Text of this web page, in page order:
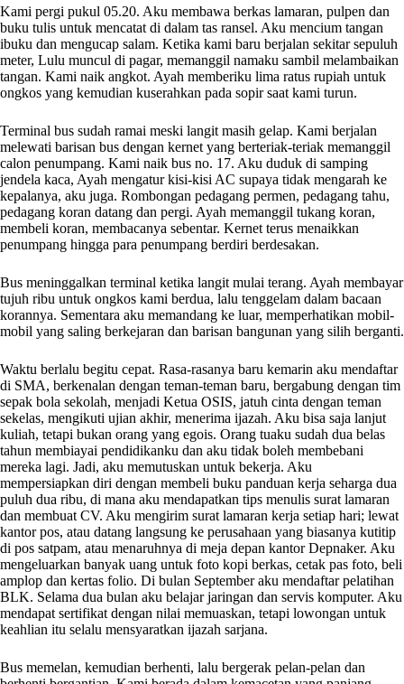
Kami pergi pukul 05.20. Aku membawa berkas lamaran, pulpen dan
buku tulis untuk mencatat di dalam tas ransel. Aku mencium tangan
ibuku dan mengucap salam. Ketika kami baru berjalan sekitar sepuluh
meter, Lulu muncul di pagar, memanggil namaku sambil melambaikan
tangan. Kami naik angkot. Ayah memberiku lima ratus rupiah untuk
ongkos yang kemudian kuserahkan pada sopir saat kami turun.
Terminal bus sudah ramai meski langit masih gelap. Kami berjalan
melewati barisan bus dengan kernet yang berteriak-teriak memanggil
calon penumpang. Kami naik bus no. 17. Aku duduk di samping
jendela kaca, Ayah mengatur kisi-kisi AC supaya tidak mengarah ke
kepalanya, aku juga. Rombongan pedagang permen, pedagang tahu,
pedagang koran datang dan pergi. Ayah memanggil tukang koran,
membeli koran, membacanya sebentar. Kernet terus menaikkan
penumpang hingga para penumpang berdiri berdesakan.
Bus meninggalkan terminal ketika langit mulai terang. Ayah membayar
tujuh ribu untuk ongkos kami berdua, lalu tenggelam dalam bacaan
korannya. Sementara aku memandang ke luar, memperhatikan mobil-
mobil yang saling berkejaran dan barisan bangunan yang silih berganti.
Waktu berlalu begitu cepat. Rasa-rasanya baru kemarin aku mendaftar
di SMA, berkenalan dengan teman-teman baru, bergabung dengan tim
sepak bola sekolah, menjadi Ketua OSIS, jatuh cinta dengan teman
sekelas, mengikuti ujian akhir, menerima ijazah. Aku bisa saja lanjut
kuliah, tetapi bukan orang yang egois. Orang tuaku sudah dua belas
tahun membiayai pendidikanku dan aku tidak boleh membebani
mereka lagi. Jadi, aku memutuskan untuk bekerja. Aku
mempersiapkan diri dengan membeli buku panduan kerja seharga dua
puluh dua ribu, di mana aku mendapatkan tips menulis surat lamaran
dan membuat CV. Aku mengirim surat lamaran kerja setiap hari; lewat
kantor pos, atau datang langsung ke perusahaan yang biasanya kutitip
di pos satpam, atau menaruhnya di meja depan kantor Depnaker. Aku
mengeluarkan banyak uang untuk foto kopi berkas, cetak pas foto, beli
amplop dan kertas folio. Di bulan September aku mendaftar pelatihan
BLK. Selama dua bulan aku belajar jaringan dan servis komputer. Aku
mendapat sertifikat dengan nilai memuaskan, tetapi lowongan untuk
keahlian itu selalu mensyaratkan ijazah sarjana.
Bus memelan, kemudian berhenti, lalu bergerak pelan-pelan dan